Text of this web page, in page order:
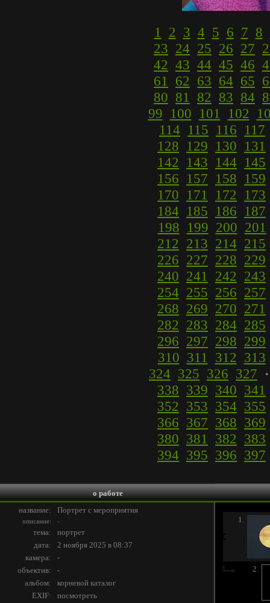
1 2 3 4 5 6 7 8
23 24 25 26 27
42 43 44 45 46
61
62 63 64 65
80 81 82 83 84
99 100 101 102
114 115 116 117
128 129 130 131
142
143 144 145
156 157 158 159
170 171 172
173
184 185 186 187
198 199 200 201
212 213 214 215
226 227 228 229
240 241 242 243
254 255 256 257
268 269 270 271
282 283 284 285
296 297 298 299
310 311 312 313
324 325 326 327
338 339 340 341
352 353 354 355
366 367 368 369
380 381 382 383
394 395 396 397
о работе
название:
Портрет с мероприятия
описание: -
тема:
портрет
дата:
2 ноября 2025 в 08:37
камера:
-
объектив:
-
альбом:
корневой каталог
EXIF:
посмотреть
1.
2.